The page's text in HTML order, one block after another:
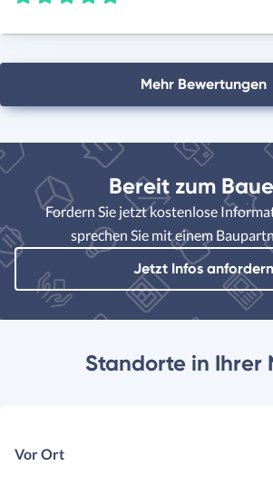
Mehr Bewertungen
Bereit zum
Fordern Sie jetzt kostenlose
sprechen Sie mit einem
Jetzt Infos anfordern
Standorte in Ihrer
Vor Ort